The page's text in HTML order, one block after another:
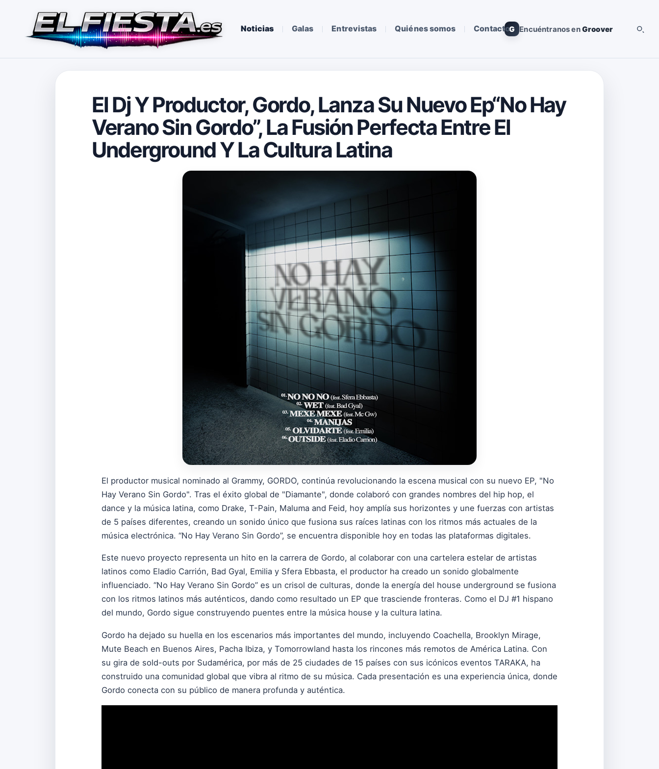
Noticias Galas Entrevistas Quiénes somos ContactoG Encuéntranos enGroover
El Dj Y Productor, Gordo, Lanza Su Nuevo Ep“No Hay
Verano Sin Gordo”, La Fusión Perfecta Entre El
Underground Y La Cultura Latina
El productor musical nominado al Grammy, GORDO, continúa revolucionando la escena musical con su nuevo EP, "No
Hay Verano Sin Gordo". Tras el éxito global de "Diamante", donde colaboró con grandes nombres del hip hop, el
dance y la música latina, como Drake, T-Pain, Maluma and Feid, hoy amplía sus horizontes y une fuerzas con artistas
de 5 países diferentes, creando un sonido único que fusiona sus raíces latinas con los ritmos más actuales de la
música electrónica. “No Hay Verano Sin Gordo”, se encuentra disponible hoy en todas las plataformas digitales.
Este nuevo proyecto representa un hito en la carrera de Gordo, al colaborar con una cartelera estelar de artistas
latinos como Eladio Carrión, Bad Gyal, Emilia y Sfera Ebbasta, el productor ha creado un sonido globalmente
influenciado. “No Hay Verano Sin Gordo” es un crisol de culturas, donde la energía del house underground se fusiona
con los ritmos latinos más auténticos, dando como resultado un EP que trasciende fronteras. Como el DJ #1 hispano
del mundo, Gordo sigue construyendo puentes entre la música house y la cultura latina.
Gordo ha dejado su huella en los escenarios más importantes del mundo, incluyendo Coachella, Brooklyn Mirage,
Mute Beach en Buenos Aires, Pacha Ibiza, y Tomorrowland hasta los rincones más remotos de América Latina. Con
su gira de sold-outs por Sudamérica, por más de 25 ciudades de 15 países con sus icónicos eventos TARAKA, ha
construido una comunidad global que vibra al ritmo de su música. Cada presentación es una experiencia única, donde
Gordo conecta con su público de manera profunda y auténtica.